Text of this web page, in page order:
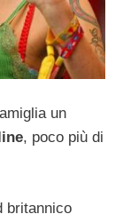
un
, poco più di
britannico